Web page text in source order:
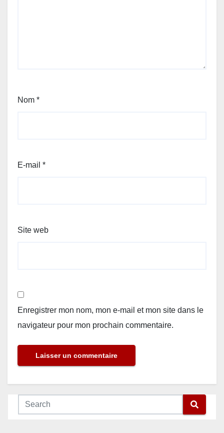
Nom *
E-mail *
Site web
Enregistrer mon nom, mon e-mail et mon site dans le
navigateur pour mon prochain commentaire.